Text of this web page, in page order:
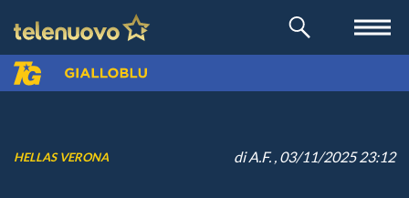
HELLAS VERONA diA.F., 03/11/2025 23:12